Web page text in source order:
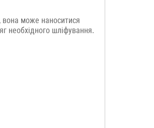
вона може наноситися
необхідного шліфування.